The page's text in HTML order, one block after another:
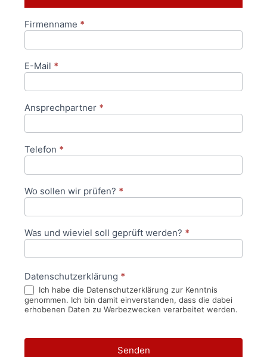
Anfrageformular
Firmenname *
E-Mail *
Ansprechpartner *
Telefon *
Wo sollen wir prüfen? *
Was und wieviel soll geprüft werden? *
Datenschutzerklärung *
Ich habe die Datenschutzerklärung zur Kenntnis
genommen. Ich bin damit einverstanden, dass die dabei
erhobenen Daten zu Werbezwecken verarbeitet werden.
Senden